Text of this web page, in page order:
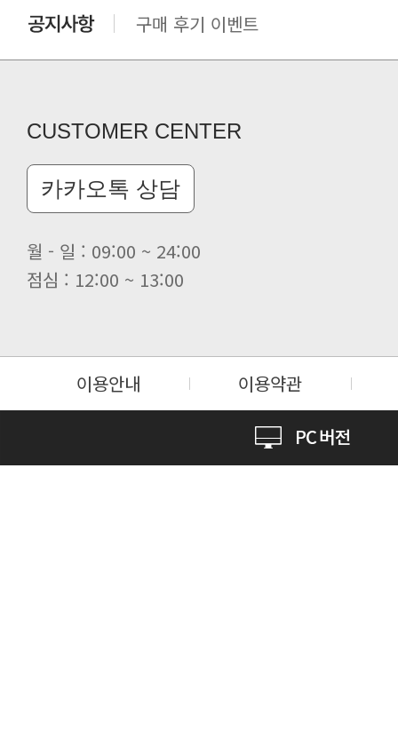
클린 공장명 변경
CUSTOMER CENTER
카카오톡 상담
월 - 일 : 09:00 ~ 24:00
점심 : 12:00 ~ 13:00
이용안내 이용약관